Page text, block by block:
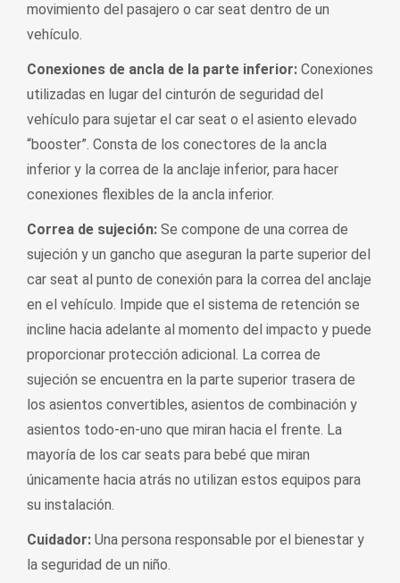
movimiento del pasajero o car seat dentro de un
vehículo.
Conexiones de ancla de la parte inferior: Conexiones
utilizadas en lugar del cinturón de seguridad del
vehículo para sujetar el car seat o el asiento elevado
“booster”. Consta de los conectores de la ancla
inferior y la correa de la anclaje inferior, para hacer
conexiones flexibles de la ancla inferior.
Correa de sujeción: Se compone de una correa de
sujeción y un gancho que aseguran la parte superior del
car seat al punto de conexión para la correa del anclaje
en el vehículo. Impide que el sistema de retención se
incline hacia adelante al momento del impacto y puede
proporcionar protección adicional. La correa de
sujeción se encuentra en la parte superior trasera de
los asientos convertibles, asientos de combinación y
asientos todo-en-uno que miran hacia el frente. La
mayoría de los car seats para bebé que miran
únicamente hacia atrás no utilizan estos equipos para
su instalación.
Cuidador: Una persona responsable por el bienestar y
la seguridad de un niño.